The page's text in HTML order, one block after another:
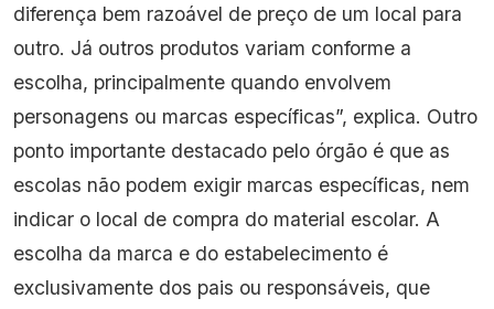
diferença bem razoável de preço de um local para
outro. Já outros produtos variam conforme a
escolha, principalmente quando envolvem
personagens ou marcas específicas”, explica. Outro
ponto importante destacado pelo órgão é que as
escolas não podem exigir marcas específicas, nem
indicar o local de compra do material escolar. A
escolha da marca e do estabelecimento é
exclusivamente dos pais ou responsáveis, que